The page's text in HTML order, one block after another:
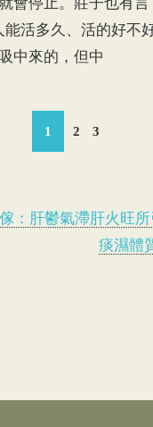
活多久、活的好不
中來的，但中
1 2 3
：肝鬱氣滯肝火旺所
痰濕體